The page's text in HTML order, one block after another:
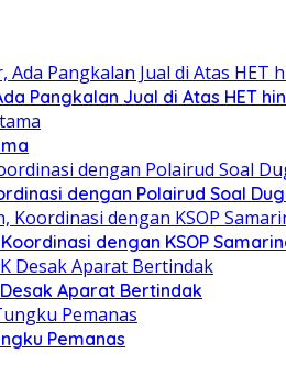
Pangkalan Jual di Atas HET
dengan Polairud Soal
dengan KSOP
Aparat Bertindak
Pemanas